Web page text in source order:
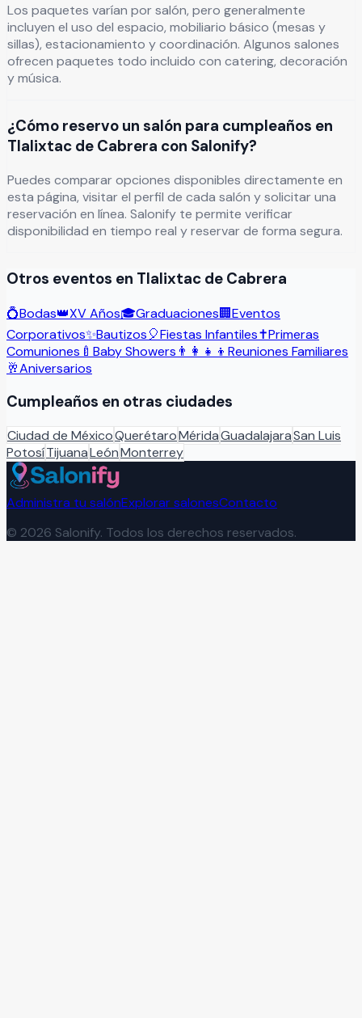
Los paquetes varían por salón, pero generalmente
incluyen el uso del espacio, mobiliario básico (mesas y
sillas), estacionamiento y coordinación. Algunos salones
ofrecen paquetes todo incluido con catering, decoración
y música.
¿Cómo reservo un salón para cumpleaños en
Tlalixtac de Cabrera con Salonify?
Puedes comparar opciones disponibles directamente en
esta página, visitar el perfil de cada salón y solicitar una
reservación en línea. Salonify te permite verificar
disponibilidad en tiempo real y reservar de forma segura.
Otros eventos en Tlalixtac de Cabrera
💍Bodas👑XV Años🎓Graduaciones🏢Eventos
Corporativos✨Bautizos🎈Fiestas Infantiles✝️Primeras
Comuniones 🍼 Baby Showers 👨‍👩‍👧‍👦 Reuniones Familiares
🥂Aniversarios
Cumpleaños en otras ciudades
Ciudad de MéxicoQuerétaroMéridaGuadalajaraSan Luis
PotosíTijuanaLeónMonterrey
Administra tu salónExplorar salonesContacto
© 2026 Salonify. Todos los derechos reservados.